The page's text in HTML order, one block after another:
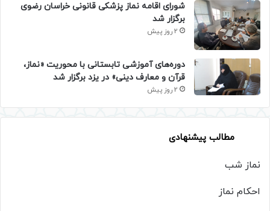
شورای اقامه نماز پزشکی قانونی خراسان رضوی
برگزار شد
2 روز پیش
دوره‌های آموزشی تابستانی با محوریت «نماز،
قرآن و معارف دینی» در یزد برگزار شد
2 روز پیش
مطالب پیشنهادی
نماز شب
احکام نماز